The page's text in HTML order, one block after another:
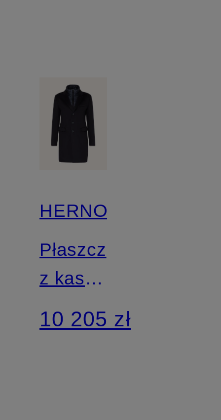
HERNO
Płaszcz
z kaszmiru
z
wyjmowaną
10 205 zł